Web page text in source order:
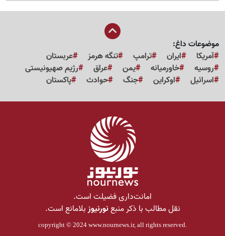
موضوعات داغ:
آمریکا
ایران ترامپ تنگه هرمز
عربستان
روسیه
خاورمیانه یمن عراق
رژیم صهیونیستی
اسرائیل
اوکراین جنگ حوادث پاکستان
امانت‌داری فضیلت است.
نقل مطالب با ذکر منبعنورنیوزبلامانع است.
copyright © 2024 www.nournews.ir, all rights reserved.